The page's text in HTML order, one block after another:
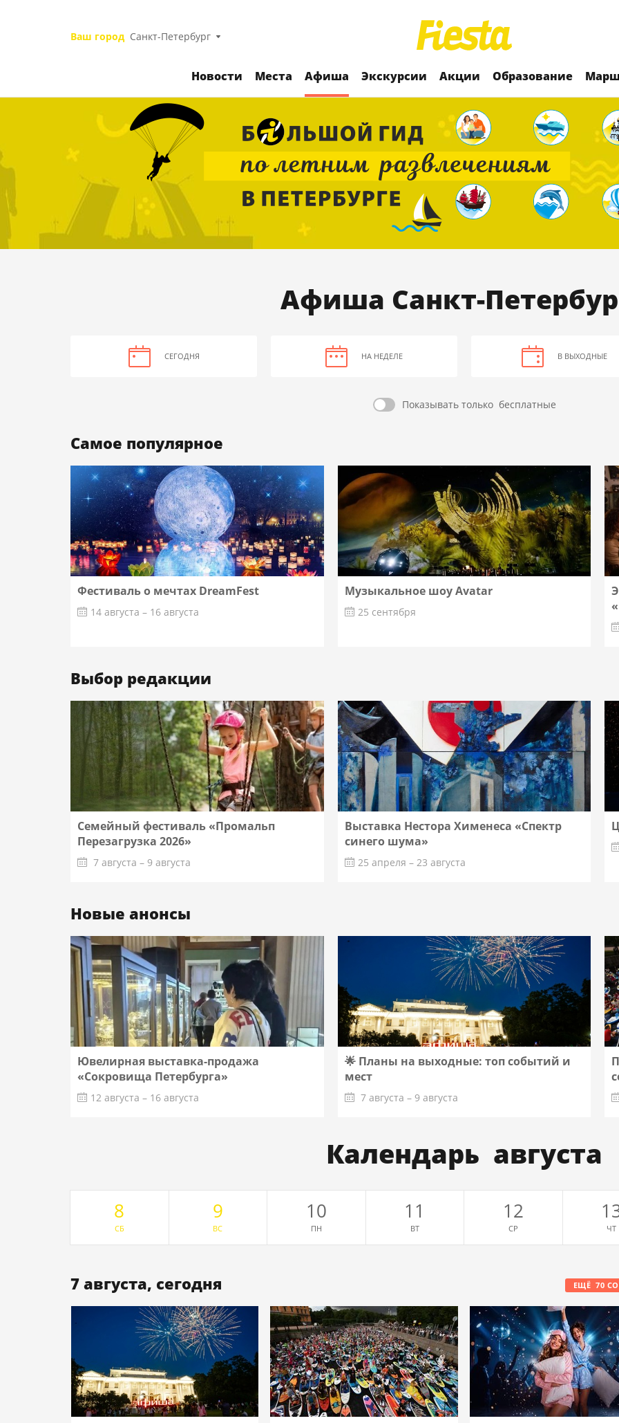
Ваш город Санкт-Петербург
Новости Места Афиша Экскурсии Акции Образование
Афиша Санкт-
СЕГОДНЯ НА НЕДЕЛЕ В ВЫХОДНЫЕ
Показывать толькобесплатные
Самое популярное
Фестиваль о мечтах DreamFest
14 августа – 16 августа
Музыкальное шоу Avatar
25 сентября
Выбор редакции
Семейный фестиваль «Промальп
Перезагрузка 2026»
7 августа – 9 августа
Выставка Нестора Хименеса «Спектр
синего шума»
25 апреля – 23 августа
Новые анонсы
Ювелирная выставка-продажа
«Сокровища Петербурга»
12 августа – 16 августа
🌟 Планы на выходные: топ событий и
мест
7 августа – 9 августа
Календарь августа
8
СБ
9
ВС
10
ПН
11
ВТ
12
СР ЧТ
7 августа, сегодня ЕЩЁ70